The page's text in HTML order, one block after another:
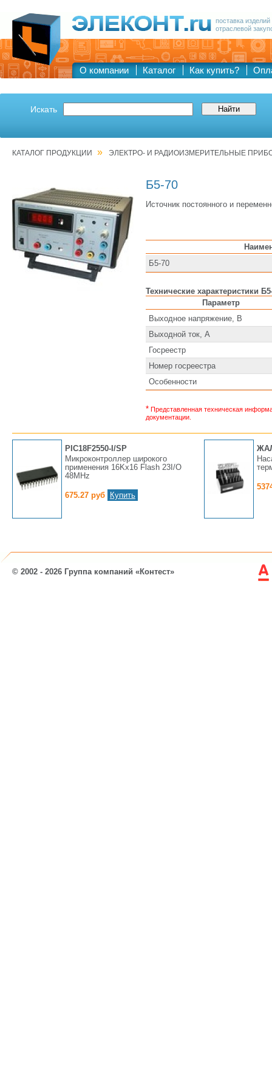
поставка
отраслевой
О компании Каталог Как купить?
Искать
КАТАЛОГ ПРОДУКЦИИ » ЭЛЕКТРО- И РАДИОИЗМЕРИТЕЛЬНЫЕ
Б5-70
Источник постоянного и
Б5-70
Технические характеристики
Параметр
Выходное напряжение, В
Выходной ток, А
Госреестр
Номер госреестра
Особенности
* Представленная техническая
документации.
PIC18F2550-I/SP
Микроконтроллер широкого
применения 16Kx16 Flash 23I/O
48MHz
675.27 руб Купить
© 2002 - 2026 Группа компаний «Контест»